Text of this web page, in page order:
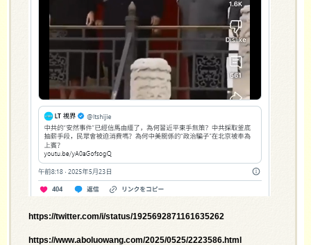
https://twitter.com/i/status/1925692871161635262
https://www.aboluowang.com/2025/0525/2223586.html